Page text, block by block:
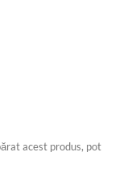
acest produs, pot